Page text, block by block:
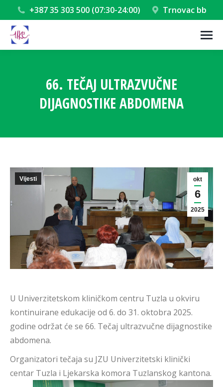
+387 35 303 500 (07:30-24:00) Trnovac bb
66. TEČAJ ULTRAZVUČNE
DIJAGNOSTIKE ABDOMENA
okt
6
2025
Vijesti
U Univerzitetskom kliničkom centru Tuzla u okviru
kontinuirane edukacije od 6. do 31. oktobra 2025.
godine održat će se 66. Tečaj ultrazvučne dijagnostike
abdomena.
Organizatori tečaja su JZU Univerzitetski klinički
centar Tuzla i Ljekarska komora Tuzlanskog kantona.